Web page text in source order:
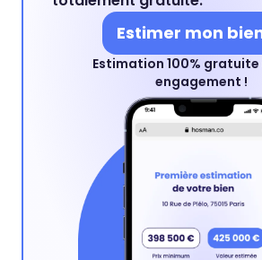
Estimer mon
Estimation 100% gratuite
engagement !